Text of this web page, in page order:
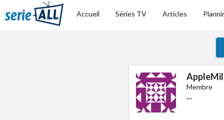
Accueil Séries TV Articles
Membre
""